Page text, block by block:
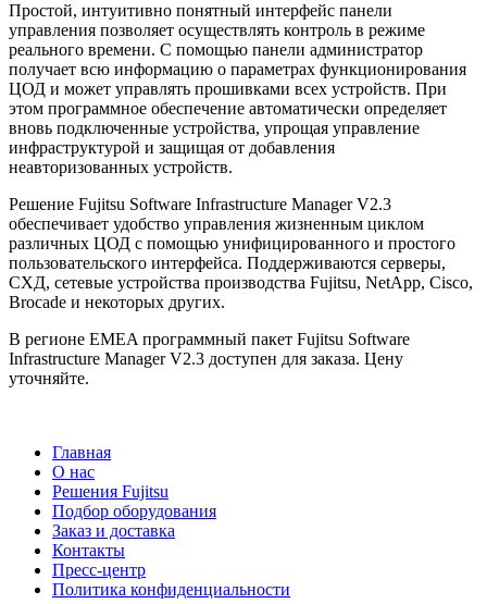
Простой, интуитивно понятный интерфейс панели
управления позволяет осуществлять контроль в режиме
реального времени. С помощью панели администратор
получает всю информацию о параметрах функционирования
ЦОД и может управлять прошивками всех устройств. При
этом программное обеспечение автоматически определяет
вновь подключенные устройства, упрощая управление
инфраструктурой и защищая от добавления
неавторизованных устройств.
Решение Fujitsu Software Infrastructure Manager V2.3
обеспечивает удобство управления жизненным циклом
различных ЦОД с помощью унифицированного и простого
пользовательского интерфейса. Поддерживаются серверы,
СХД, сетевые устройства производства Fujitsu, NetApp, Cisco,
Brocade и некоторых других.
В регионе EMEA программный пакет Fujitsu Software
Infrastructure Manager V2.3 доступен для заказа. Цену
уточняйте.
Главная
О нас
Решения Fujitsu
Подбор оборудования
Заказ и доставка
Контакты
Пресс-центр
Политика конфиденциальности